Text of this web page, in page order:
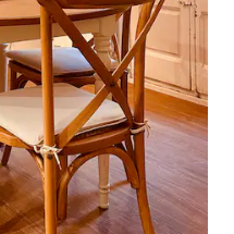
d'un
il est
privé.
de
de
Tél :